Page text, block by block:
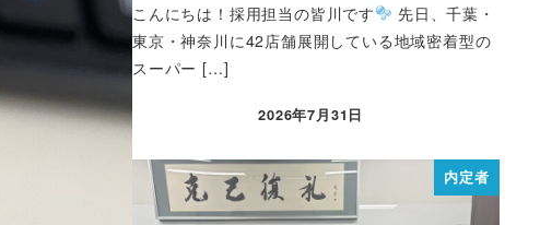
こんにちは！採用担当の皆川です
先日、千葉・
東京・神奈川に42店舗展開している地域密着型の
スーパー […]
2026年7月31日
内定者